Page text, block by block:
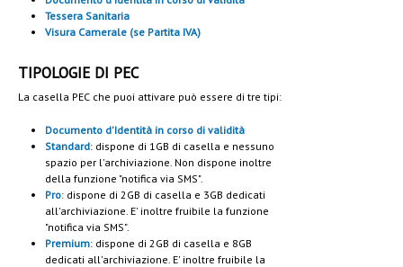
Tessera Sanitaria
Visura Camerale (se Partita IVA)
TIPOLOGIE DI PEC
La casella PEC che puoi attivare può essere di tre tipi:
Documento d'Identità in corso di validità
Standard: dispone di 1GB di casella e nessuno
spazio per l'archiviazione. Non dispone inoltre
della funzione "notifica via SMS".
Pro: dispone di 2GB di casella e 3GB dedicati
all'archiviazione. E' inoltre fruibile la funzione
"notifica via SMS".
Premium: dispone di 2GB di casella e 8GB
dedicati all'archiviazione. E' inoltre fruibile la